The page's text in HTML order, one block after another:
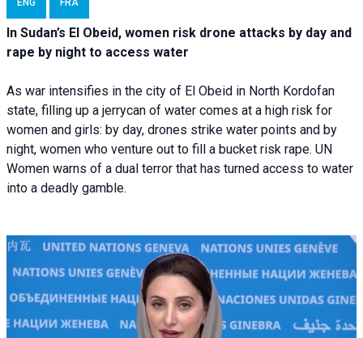
In Sudan’s El Obeid, women risk drone attacks by day and
rape by night to access water
As war intensifies in the city of El Obeid in North Kordofan
state, filling up a jerrycan of water comes at a high risk for
women and girls: by day, drones strike water points and by
night, women who venture out to fill a bucket risk rape. UN
Women warns of a dual terror that has turned access to water
into a deadly gamble.